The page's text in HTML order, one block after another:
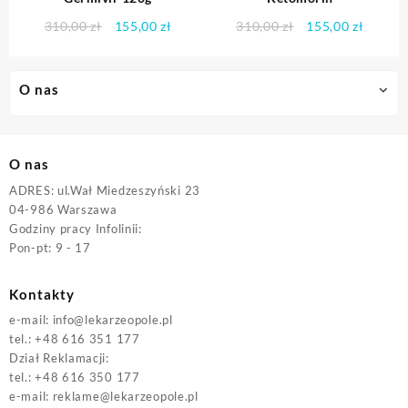
O nas
310,00zł
Pierwotna
155,00zł
310,00zł
Pierwotna
155,00zł
O nas
ADRES: ul.Wał Miedzeszyński 23
04-986 Warszawa
Godziny pracy Infolinii:
Pon-pt: 9 - 17
Kontakty
e-mail: info@lekarzeopole.pl
tel.: +48 616 351 177
Dział Reklamacji:
tel.: +48 616 350 177
e-mail: reklame@lekarzeopole.pl